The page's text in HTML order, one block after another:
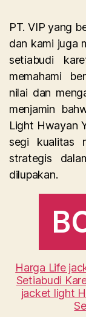
PT. VIP yang
dan kami juga
setiabudi
memahami
nilai dan
menjamin
Light Hwayan
segi kualitas
strategis
dilupakan.
Harga Life
Setiabudi
jacket light